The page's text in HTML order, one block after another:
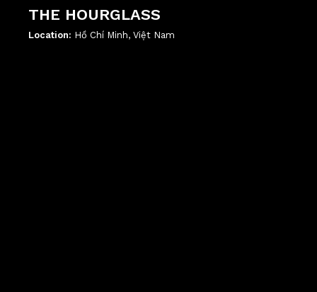
THE HOURGLASS
Location: Hồ Chí Minh, Việt Nam